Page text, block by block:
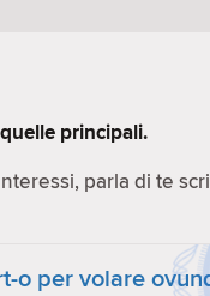
principali.
parla di te
o per volare